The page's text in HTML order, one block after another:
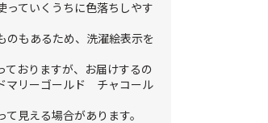
ていくうちに色落ちしやす
のもあるため、洗濯絵表示を
おりますが、お届けするの
マリーゴールド チャコール
見える場合があります。